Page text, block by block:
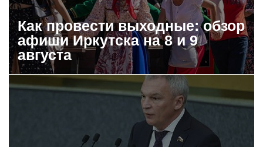
Как провести выходные: обзор
афиши Иркутска на 8 и 9
августа